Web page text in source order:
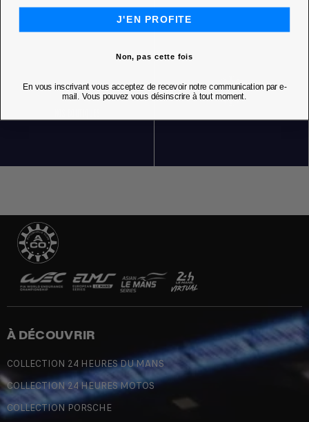
À DÉCOUVRIR
COLLECTION 24 HEURES DU MANS
COLLECTION 24 HEURES MOTOS
COLLECTION PORSCHE
J'EN PROFITE
Non, pas cette fois
En vous inscrivant vous acceptez de recevoir notre communication par e-
mail. Vous pouvez vous désinscrire à tout moment.